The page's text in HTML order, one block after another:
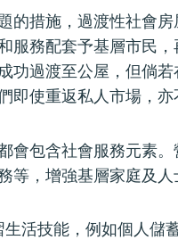
的措施，過渡性社會
服務配套予基層市民
功過渡至公屋，但倘
即使重返私人市場，亦
會包含社會服務元素
等，增強基層家庭及
生活技能，例如個人